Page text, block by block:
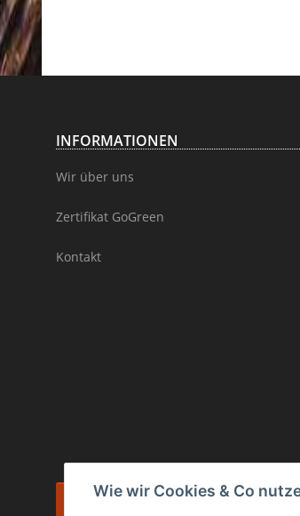
Wie wir Cookies & Co
INFORMATIONEN
Wir über uns
Zertifikat GoGreen
Kontakt
Vertrag widerrufen